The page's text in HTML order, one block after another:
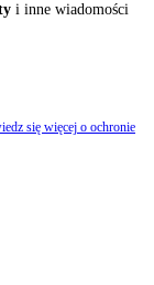
i inne wiadomości
się więcej o ochronie